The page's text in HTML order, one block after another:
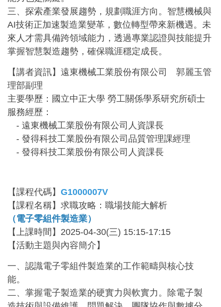
三、探索產業發展趨勢，規劃職涯方向。智慧機械與
AI技術正加速製造業變革，數位轉型帶來新機遇。未
來人才需具備跨領域能力，透過專業認證與技能提升
掌握智慧製造趨勢，確保職涯穩定成長。
【講者資訊】遠東機械工業股份有限公司 郭麗玉管
理部副理
主要學歷：國立中正大學 勞工關係學系研究所碩士
服務經歷：
- 遠東機械工業股份有限公司人資課長
- 發得科技工業股份有限公司品質管理課經理
- 發得科技工業股份有限公司人資課長
【課程代碼】 G1000007V
【課程名稱】求職攻略：職場技能大解析
（電子零組件製造業）
【上課時間】2025-04-30(三) 15:15-17:15
【活動主題與內容簡介】
一、認識電子零組件製造業的工作範疇與核心技
能。
二、掌握電子製造業的硬實力與軟實力。除電子製